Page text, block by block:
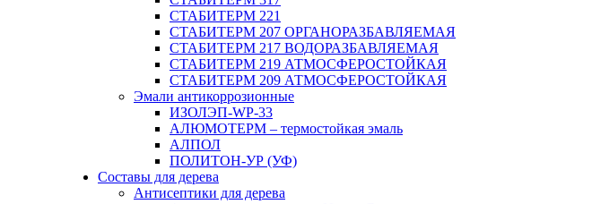
СТАБИТЕРМ 221
СТАБИТЕРМ 207 ОРГАНОРАЗБАВЛЯЕМАЯ
СТАБИТЕРМ 217 ВОДОРАЗБАВЛЯЕМАЯ
СТАБИТЕРМ 219 АТМОСФЕРОСТОЙКАЯ
СТАБИТЕРМ 209 АТМОСФЕРОСТОЙКАЯ
Эмали антикоррозионные
ИЗОЛЭП-WP-33
АЛЮМОТЕРМ – термостойкая эмаль
АЛПОЛ
ПОЛИТОН-УР (УФ)
Составы для дерева
Антисептики для дерева